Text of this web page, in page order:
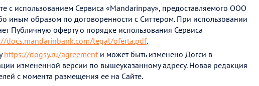
с использованием Сервиса «Mandarinpay», предоставляемого ООО
иным образом по договоренности с Ситтером. При использовании
Публичную оферту о порядке использования Сервиса
docs.mandarinbank.com/legal/oferta.pdf.
https://dogsy.ru/agreement и может быть изменено Догси в
измененной версии по вышеуказанному адресу. Новая редакция
с момента размещения ее на Сайте.